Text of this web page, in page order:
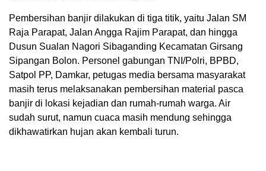
Pembersihan banjir dilakukan di tiga titik, yaitu Jalan SM
Raja Parapat, Jalan Angga Rajim Parapat, dan hingga
Dusun Sualan Nagori Sibaganding Kecamatan Girsang
Sipangan Bolon. Personel gabungan TNI/Polri, BPBD,
Satpol PP, Damkar, petugas media bersama masyarakat
masih terus melaksanakan pembersihan material pasca
banjir di lokasi kejadian dan rumah-rumah warga. Air
sudah surut, namun cuaca masih mendung sehingga
dikhawatirkan hujan akan kembali turun.